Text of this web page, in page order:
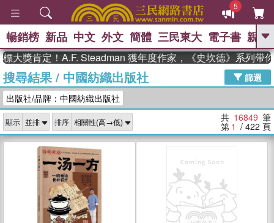
5
GO
熱搜： 東野圭吾 The Odyssey 、
父親節 、 如果歷史是一群喵 、 暑期
推薦
念華 、 台灣的李登輝時代 、 數學女
孩：黎曼猜想
偉大的迷走神經
暢銷榜 新品 中文 外文 簡體 三民東大 電子書 親子
肯定！A.F. Steadman 獲年度作家，《史坎德》系列帶你踏
搜尋結果/ 中國紡織出版社
篩選
出版社/品牌：中國紡織出版社
顯示 排序 共 16849 筆
第 1 / 422 頁